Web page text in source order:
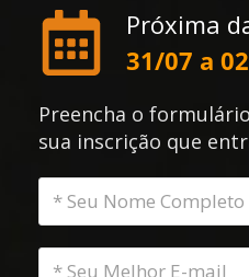
Próxima
31/07 a
Preencha o
sua inscrição que